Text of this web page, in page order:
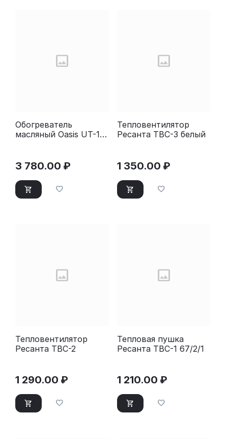
Обогреватель
масляный Oasis UT-10
3 780.00 ₽
Тепловентилятор
Ресанта ТВС-3 белый
1 350.00 ₽
Тепловентилятор
Ресанта ТВС-2
1 290.00 ₽
Тепловая пушка
Ресанта ТВС-1 67/2/1
1 210.00 ₽